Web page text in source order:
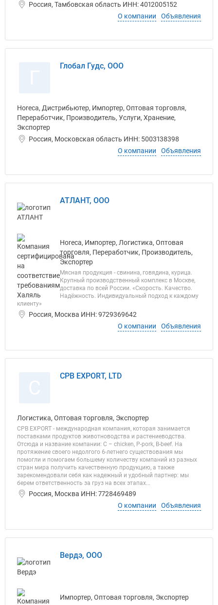
Россия, Тамбовская область ИНН: 4012005152
О компании
Объявления
Глобал Гудс, ООО
Horeca, Дистрибьютер, Импортер, Оптовая торговля,
Переработчик, Производитель, Услуги, Хранение,
Экспортер
Россия, Московская область ИНН: 5003138398
О компании
Объявления
АТЛАНТ, ООО
Horeca, Импортер, Логистика, Оптовая
торговля, Переработчик, Производитель,
Экспортер
Мясная продукция - свинина, говядина, курица.
Крупный производственный комплекс в Москве,
доставка по всей России. «Скорость. Качество.
Надёжность. Индивидуальный подход к каждому
клиенту»
Россия, Москва ИНН: 9729369642
О компании
Объявления
CPB EXPORT, LTD
Логистика, Оптовая торговля, Экспортер
CPB EXPORT - международная компания, которая занимается
поставками продуктов животноводства и растениеводства.
Отсюда и название компании: С – chicken, P-pork, B-beef. На
протяжение своего недолгого 6-летнего существования мы
помогли и помогаем большему количеству компаний из разных
стран мира получить качественную продукцию, а также
зарекомендовали себя как надежный и удобный партнер: мы
берем ответственность за груз на всех этапах...
Россия, Москва ИНН: 7728469489
О компании
Объявления
Вердэ, ООО
Импортер, Оптовая торговля, Экспортер